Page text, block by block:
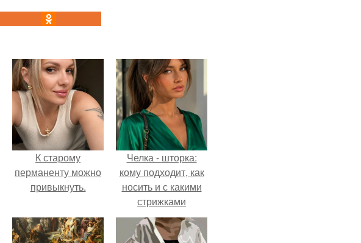
К старому
перманенту можно
привыкнуть.
Челка - шторка:
кому подходит, как
носить и с какими
стрижками
сочетать.